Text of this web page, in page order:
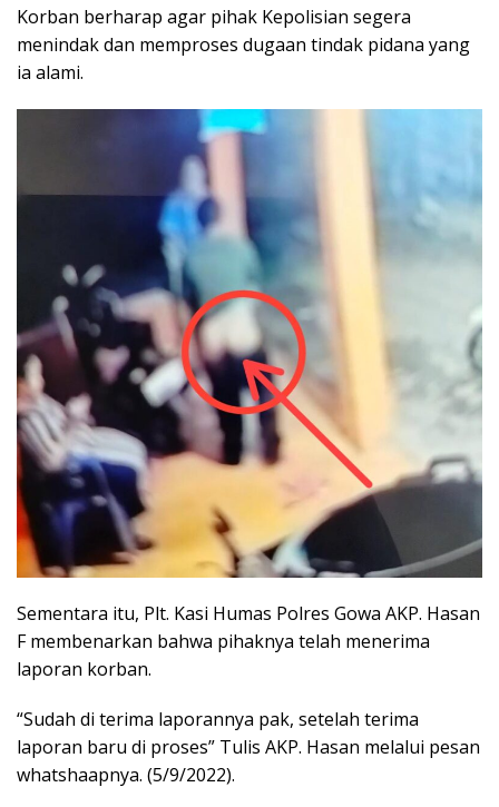
Korban berharap agar pihak Kepolisian segera
menindak dan memproses dugaan tindak pidana yang
ia alami.
Sementara itu, Plt. Kasi Humas Polres Gowa AKP. Hasan
F membenarkan bahwa pihaknya telah menerima
laporan korban.
“Sudah di terima laporannya pak, setelah terima
laporan baru di proses” Tulis AKP. Hasan melalui pesan
whatshaapnya. (5/9/2022).